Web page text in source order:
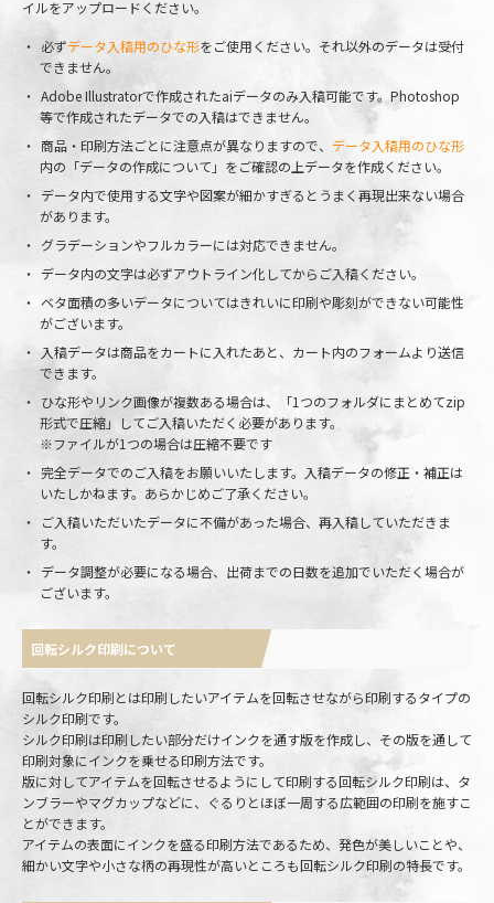
イルをアップロードください。
必ずデータ入稿用のひな形をご使用ください。それ以外のデータは受付
できません。
Adobe Illustratorで作成されたaiデータのみ入稿可能です。Photoshop
等で作成されたデータでの入稿はできません。
商品・印刷方法ごとに注意点が異なりますので、 データ入稿用のひな形
内の「データの作成について」をご確認の上データを作成ください。
データ内で使用する文字や図案が細かすぎるとうまく再現出来ない場合
があります。
グラデーションやフルカラーには対応できません。
データ内の文字は必ずアウトライン化してからご入稿ください。
ベタ面積の多いデータについてはきれいに印刷や彫刻ができない可能性
がございます。
入稿データは商品をカートに入れたあと、カート内のフォームより送信
できます。
ひな形やリンク画像が複数ある場合は、「1つのフォルダにまとめてzip
形式で圧縮」してご入稿いただく必要があります。
※ファイルが1つの場合は圧縮不要です
完全データでのご入稿をお願いいたします。入稿データの修正・補正は
いたしかねます。あらかじめご了承ください。
ご入稿いただいたデータに不備があった場合、再入稿していただきま
す。
データ調整が必要になる場合、出荷までの日数を追加でいただく場合が
ございます。
回転シルク印刷について
回転シルク印刷とは印刷したいアイテムを回転させながら印刷するタイプの
シルク印刷です。
シルク印刷は印刷したい部分だけインクを通す版を作成し、その版を通して
印刷対象にインクを乗せる印刷方法です。
版に対してアイテムを回転させるようにして印刷する回転シルク印刷は、タ
ンブラーやマグカップなどに、ぐるりとほぼ一周する広範囲の印刷を施すこ
とができます。
アイテムの表面にインクを盛る印刷方法であるため、発色が美しいことや、
細かい文字や小さな柄の再現性が高いところも回転シルク印刷の特長です。